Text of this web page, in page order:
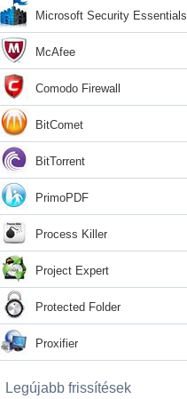
Microsoft Security Essentials
McAfee
Comodo Firewall
BitComet
BitTorrent
PrimoPDF
Process Killer
Project Expert
Protected Folder
Proxifier
Legújabb frissítések